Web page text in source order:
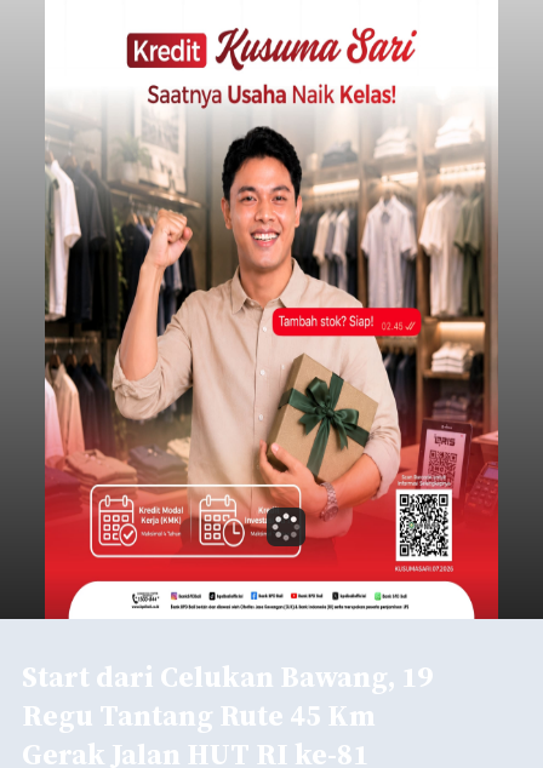
Start dari Celukan Bawang, 19
Regu Tantang Rute 45 Km
Gerak Jalan HUT RI ke-81